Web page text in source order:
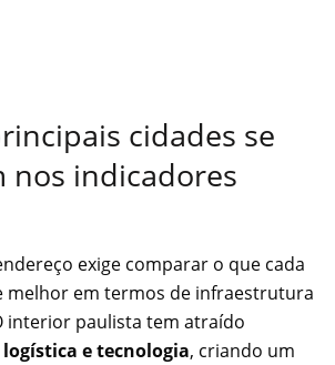
cidades se
nos indicadores
exige comparar o que cada
melhor em termos de infraestrutura
interior paulista tem atraído
logística e tecnologia, criando um